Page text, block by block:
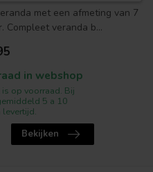
met een afmeting van 7
Compleet veranda b...
in webshop
op voorraad. Bij
5 a 10
levertijd.
Bekijken